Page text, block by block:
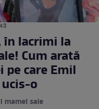
în lacrimi la
Cum arată
care Emil
dispărut, a ucis-o
mamei sale